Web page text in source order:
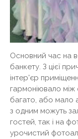
Основний час на
банкету. З цієї
інтер'єр
гармоніювало
багато, або мало
з одним можуть
гостей, так і на
урочистий